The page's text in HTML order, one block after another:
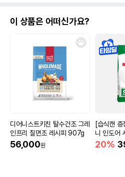
이 상품은 어떠신가요?
디어니스트키친 탈수건조 그레
인프리 칠면조 레시피 907g
56,000원
[습식캔 증
니 인도어
움
20%